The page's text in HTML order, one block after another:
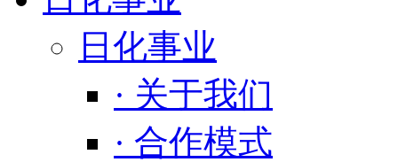
日化事业
· 关于我们
· 合作模式